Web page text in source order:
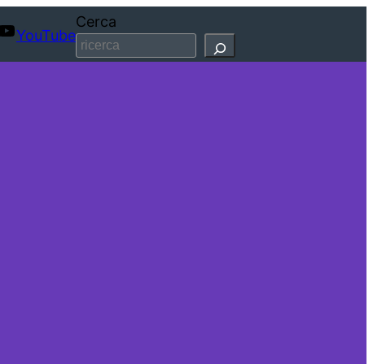
YouTube
Cerca